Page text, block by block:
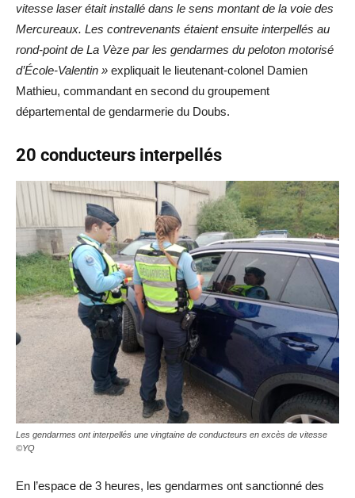
vitesse laser était installé dans le sens montant de la voie des
Mercureaux. Les contrevenants étaient ensuite interpellés au
rond-point de La Vèze par les gendarmes du peloton motorisé
d’École-Valentin » expliquait le lieutenant-colonel Damien
Mathieu, commandant en second du groupement
départemental de gendarmerie du Doubs.
20 conducteurs interpellés
Les gendarmes ont interpellés une vingtaine de conducteurs en excès de vitesse
©YQ
En l’espace de 3 heures, les gendarmes ont sanctionné des